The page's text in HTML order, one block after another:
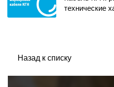
технические
Назад к списку